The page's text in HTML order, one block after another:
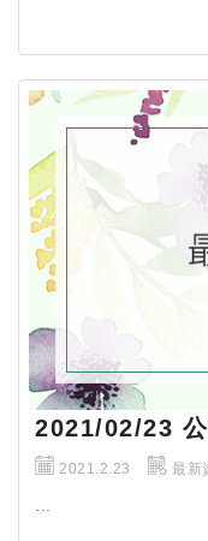
2021/02/23
2021.2.23 最新
...